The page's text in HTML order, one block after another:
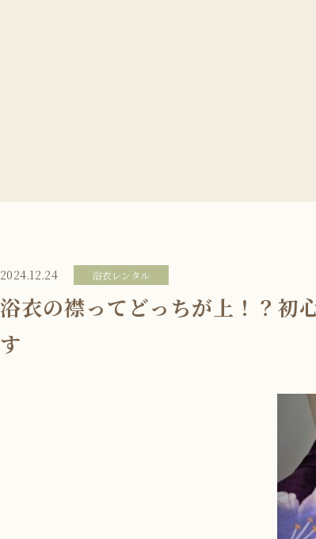
2024.12.24 浴衣レンタル
浴衣の襟ってどっちが上！？初
す